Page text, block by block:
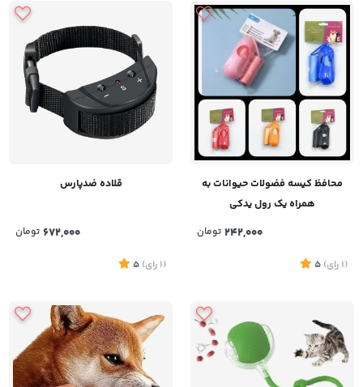
محافظ کیسه فضولات حیوانات به
همراه یک رول یدکی
242,000 تومان
(1 رای)
5
قلاده ضدپارس
672,000 تومان
(1 رای)
5